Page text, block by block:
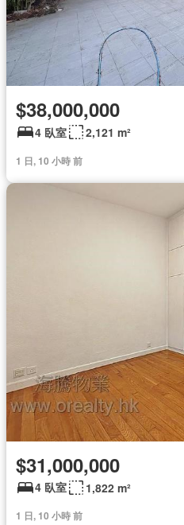
$38,000,000
4 臥室 2,121 m²
1 日, 10 小時 前
$31,000,000
4 臥室 1,822 m²
1 日, 10 小時 前